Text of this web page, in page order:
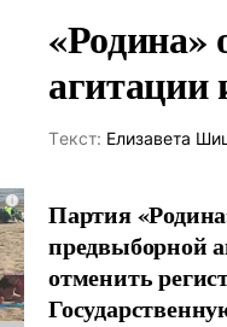
«Родина»
Tекст: Елизавета
Партия
предвыборной
отменить